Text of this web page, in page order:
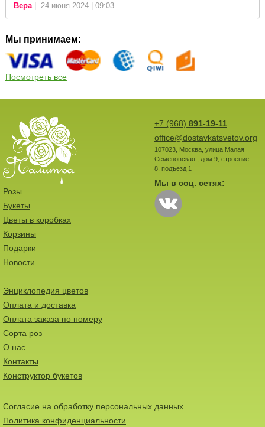
Вера| 24 июня 2024 | 09:03
Мы принимаем:
Посмотреть все
+7 (968) 891-19-11
office@dostavkatsvetov.org
107023, Москва, улица Малая
Семеновская , дом 9, строение
8, подъезд 1
Мы в соц. сетях:
Розы
Букеты
Цветы в коробках
Корзины
Подарки
Новости
Энциклопедия цветов
Оплата и доставка
Оплата заказа по номеру
Сорта роз
О нас
Контакты
Конструктор букетов
Согласие на обработку персональных данных
Политика конфиденциальности